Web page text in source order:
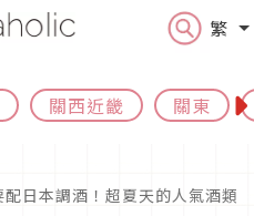
繁
關西近畿 關東
日本調酒！超夏天的人氣酒類